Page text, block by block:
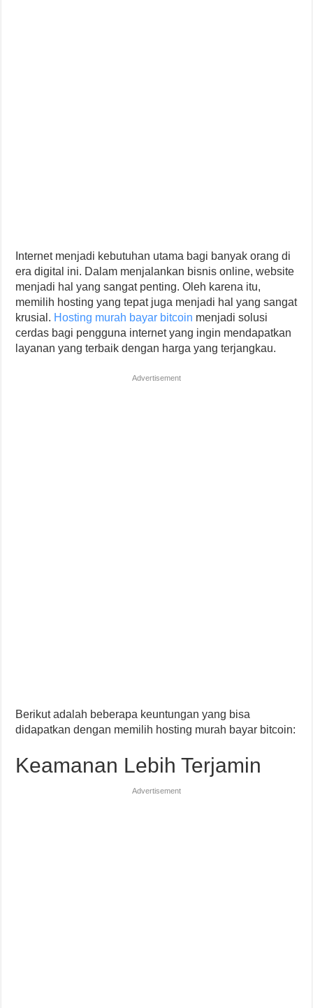
Internet menjadi kebutuhan utama bagi banyak orang di
era digital ini. Dalam menjalankan bisnis online, website
menjadi hal yang sangat penting. Oleh karena itu,
memilih hosting yang tepat juga menjadi hal yang sangat
krusial. Hosting murah bayar bitcoin menjadi solusi
cerdas bagi pengguna internet yang ingin mendapatkan
layanan yang terbaik dengan harga yang terjangkau.
Advertisement
Berikut adalah beberapa keuntungan yang bisa
didapatkan dengan memilih hosting murah bayar bitcoin:
Keamanan Lebih Terjamin
Advertisement